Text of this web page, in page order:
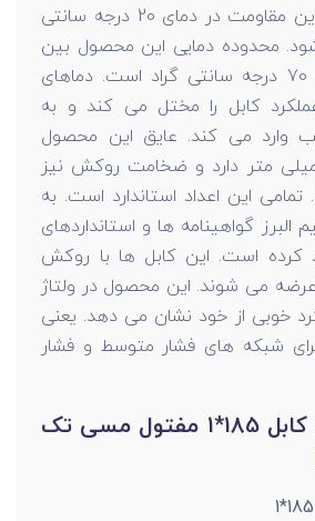
کیلومتر است که این مقاومت در دمای 20 درجه سانتی
محدوده دمایی این محصول بین
منفی 30 تا مثبت 70 درجه سانتی گراد است. دماهای
کابل را مختل می کند و به
وارد می کند. عایق این محصول
معادل 2 میلی متر دارد و ضخامت روکش نیز
تمامی این اعداد استاندارد است. به
گواهینامه ها و استانداردهای
کرده است. این کابل ها با روکش
عرضه می شوند. این محصول در ولتاژ
خوبی از خود نشان می دهد. یعنی
شبکه های فشار متوسط و فشار
مشخصات فنی کابل 185*1 مفتول مسی تک